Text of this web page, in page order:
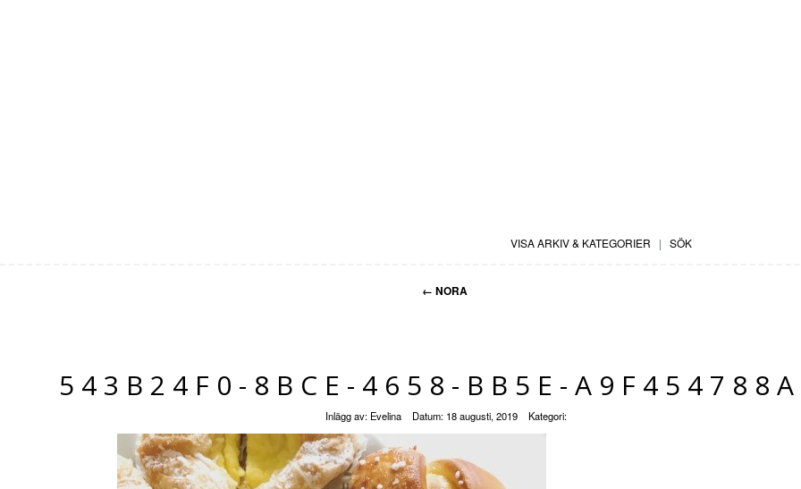
VISA ARKIV & KATEGORIER | SÖK
← NORA
543B24F0-8BCE-4658-BB5E-
Inlägg av: Evelina Datum: 18 augusti, 2019 Kategori: